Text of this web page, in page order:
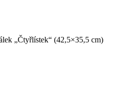
„Čtyřlístek“ (42,5×35,5 cm)